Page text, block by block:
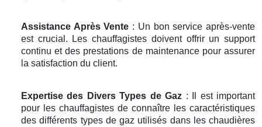
Assistance Après Vente : Un bon service après-vente
est crucial. Les chauffagistes doivent offrir un support
continu et des prestations de maintenance pour assurer
la satisfaction du client.
Expertise des Divers Types de Gaz : Il est important
pour les chauffagistes de connaître les caractéristiques
des différents types de gaz utilisés dans les chaudières